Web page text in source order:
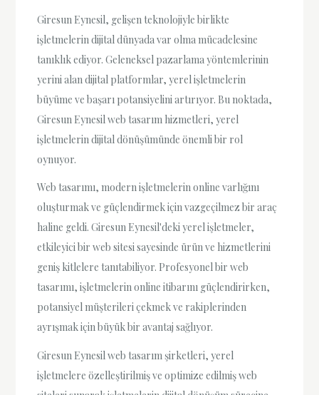
Giresun Eynesil, gelişen teknolojiyle birlikte
işletmelerin dijital dünyada var olma mücadelesine
tanıklık ediyor. Geleneksel pazarlama yöntemlerinin
yerini alan dijital platformlar, yerel işletmelerin
büyüme ve başarı potansiyelini artırıyor. Bu noktada,
Giresun Eynesil web tasarım hizmetleri, yerel
işletmelerin dijital dönüşümünde önemli bir rol
oynuyor.
Web tasarımı, modern işletmelerin online varlığını
oluşturmak ve güçlendirmek için vazgeçilmez bir araç
haline geldi. Giresun Eynesil'deki yerel işletmeler,
etkileyici bir web sitesi sayesinde ürün ve hizmetlerini
geniş kitlelere tanıtabiliyor. Profesyonel bir web
tasarımı, işletmelerin online itibarını güçlendirirken,
potansiyel müşterileri çekmek ve rakiplerinden
ayrışmak için büyük bir avantaj sağlıyor.
Giresun Eynesil web tasarım şirketleri, yerel
işletmelere özelleştirilmiş ve optimize edilmiş web